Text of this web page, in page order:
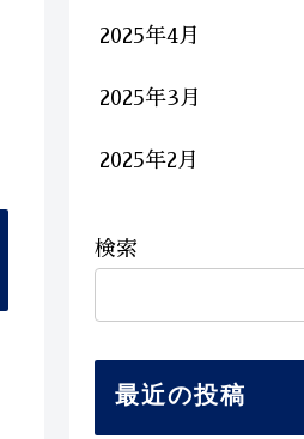
2025年4月
2025年3月
2025年2月
検索
最近の投稿